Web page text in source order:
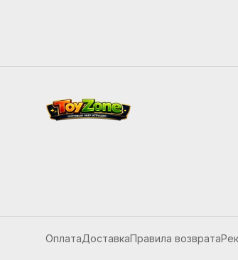
ОплатаДоставкаПравила возврата